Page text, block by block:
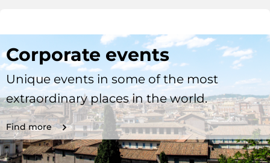
Corporate events
Unique events in some of the most
extraordinary places in the world.
Find more